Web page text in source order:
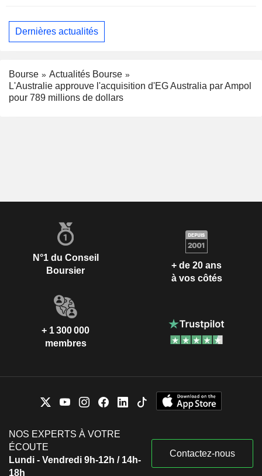
Dernières actualités
Bourse
Actualités Bourse
L'Australie approuve l'acquisition d'EG Australia par Ampol
pour 789 millions de dollars
N°1 du Conseil
Boursier
+ de 20 ans
à vos côtés
+ 1 300 000
membres
NOS EXPERTS À VOTRE
ÉCOUTE
Lundi - Vendredi 9h-12h / 14h-
18h
Contactez-nous